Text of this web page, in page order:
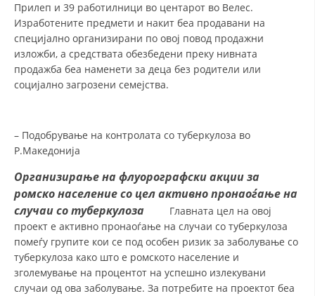
Прилеп и 39 работилници во центарот во Велес.
Изработените предмети и накит беа продавани на
специјално организирани по овој повод продажни
изложби, а средствата обезбедени преку нивната
продажба беа наменети за деца без родители или
социјално загрозени семејства.
– Подобрување на контролата со туберкулоза во
Р.Македонија
Организирање на флуорографски акции за
ромско население со цел активно пронаоѓање на
случаи со туберкулоза Главната цел на овој
проект е активно пронаоѓање на случаи со туберкулоза
помеѓу групите кои се под особен ризик за заболување со
туберкулоза како што е ромското население и
зголемување на процентот на успешно излекувани
случаи од ова заболување. За потребите на проектот беа